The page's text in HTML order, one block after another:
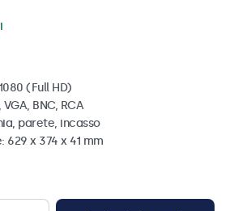
(Full HD)
BNC, RCA
parete, incasso
629 x 374 x 41 mm